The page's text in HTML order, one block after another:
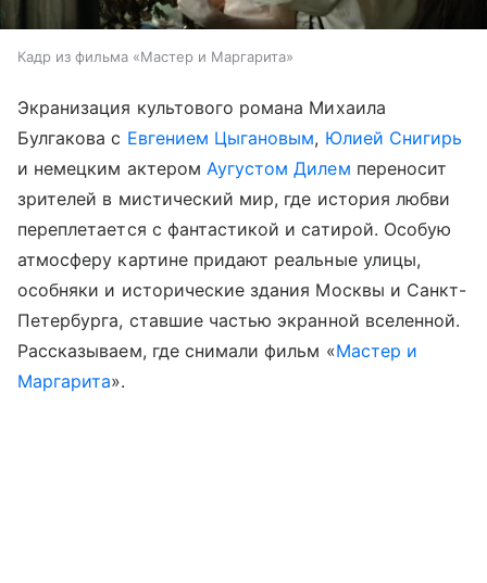
Кадр из фильма «Мастер и Маргарита»
Экранизация культового романа Михаила
Булгакова с Евгением Цыгановым, Юлией Снигирь
и немецким актером Аугустом Дилем переносит
зрителей в мистический мир, где история любви
переплетается с фантастикой и сатирой. Особую
атмосферу картине придают реальные улицы,
особняки и исторические здания Москвы и Санкт-
Петербурга, ставшие частью экранной вселенной.
Рассказываем, где снимали фильм «Мастер и
Маргарита».